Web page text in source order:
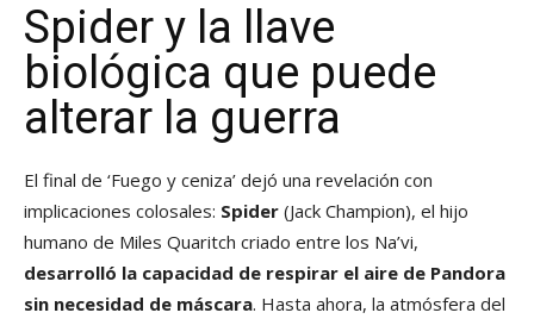
Spider y la llave
biológica que puede
alterar la guerra
El final de ‘Fuego y ceniza’ dejó una revelación con
implicaciones colosales: Spider (Jack Champion), el hijo
humano de Miles Quaritch criado entre los Na’vi,
desarrolló la capacidad de respirar el aire de Pandora
sin necesidad de máscara. Hasta ahora, la atmósfera del